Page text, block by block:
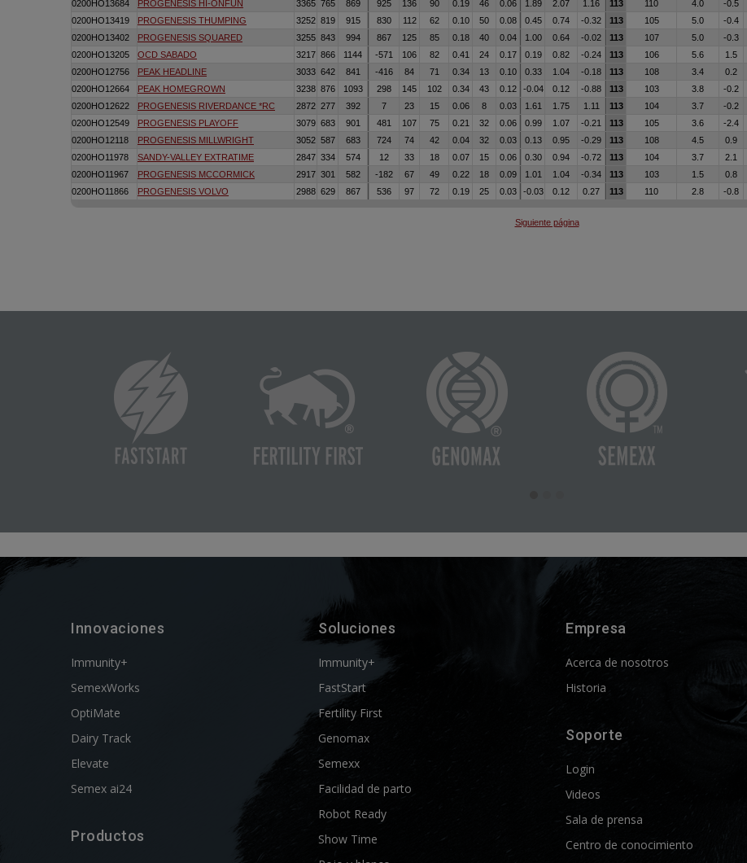
Innovaciones
Immunity+
SemexWorks
OptiMate
Dairy Track
Elevate
Semex ai24
Productos
Soluciones
Immunity+
FastStart
Fertility First
Genomax
Semexx
Facilidad de parto
Robot Ready
Show Time
Empresa
Acerca de nosotros
Historia
Soporte
Login
Videos
Sala de prensa
Centro de conocimiento